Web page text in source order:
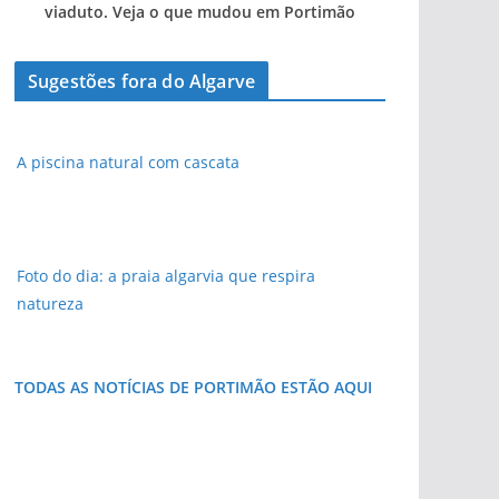
viaduto. Veja o que mudou em Portimão
Sugestões fora do Algarve
A piscina natural com cascata
Foto do dia: a praia algarvia que respira
natureza
TODAS AS NOTÍCIAS DE PORTIMÃO ESTÃO AQUI